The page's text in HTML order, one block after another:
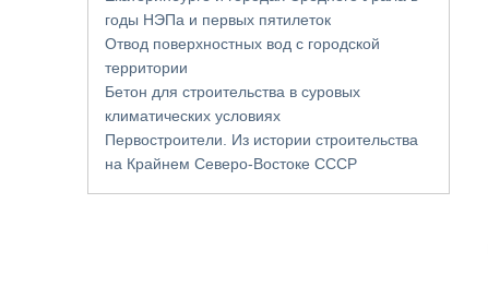
годы НЭПа и первых пятилеток
Отвод поверхностных вод с городской
территории
Бетон для строительства в суровых
климатических условиях
Первостроители. Из истории строительства
на Крайнем Северо-Востоке СССР